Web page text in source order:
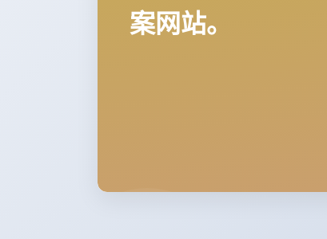
案网站。